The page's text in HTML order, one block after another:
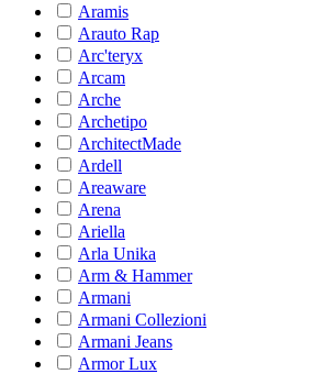
Aramis
Arauto Rap
Arc'teryx
Arcam
Arche
Archetipo
ArchitectMade
Ardell
Areaware
Arena
Ariella
Arla Unika
Arm & Hammer
Armani
Armani Collezioni
Armani Jeans
Armor Lux